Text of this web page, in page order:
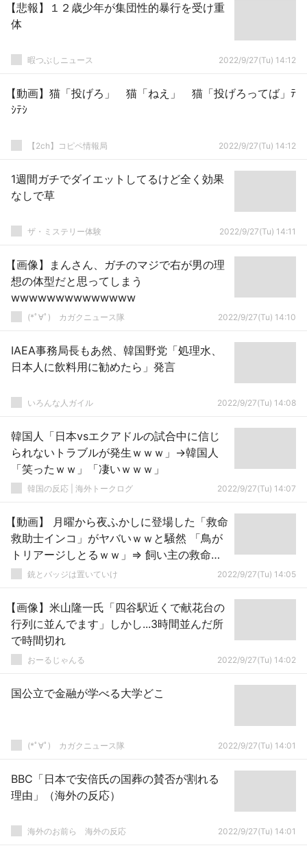
【悲報】１２歳少年が集団性的暴行を受け重
体
暇つぶしニュース 2022/9/27(Tu) 14:12
【動画】猫「投げろ」 猫「ねえ」 猫「投げろってば」ﾃ
ｼﾃｼ
【2ch】コピペ情報局 2022/9/27(Tu) 14:12
1週間ガチでダイエットしてるけど全く効果
なしで草
ザ・ミステリー体験 2022/9/27(Tu) 14:11
【画像】まんさん、ガチのマジで右が男の理
想の体型だと思ってしまう
wwwwwwwwwwwwww
(*ﾟ∀ﾟ)ゞカガクニュース隊 2022/9/27(Tu) 14:10
IAEA事務局長もあ然、韓国野党「処理水、
日本人に飲料用に勧めたら」発言
いろんな人ガイル 2022/9/27(Tu) 14:08
韓国人「日本vsエクアドルの試合中に信じ
られないトラブルが発生ｗｗｗ」→韓国人
「笑ったｗｗ」「凄いｗｗｗ」
韓国の反応 | 海外トークログ 2022/9/27(Tu) 14:07
【動画】 月曜から夜ふかしに登場した「救命
救助士インコ」がヤバいｗｗと騒然 「鳥が
トリアージしとるｗｗ」⇒ 飼い主の救命に
失敗銃とバッジは置いていけ 2022/9/27(Tu) 14:05
【画像】米山隆一氏「四谷駅近くで献花台の
行列に並んでます」しかし...3時間並んだ所
で時間切れ
おーるじゃんる 2022/9/27(Tu) 14:02
国公立で金融が学べる大学どこ
(*ﾟ∀ﾟ)ゞカガクニュース隊 2022/9/27(Tu) 14:01
BBC「日本で安倍氏の国葬の賛否が割れる
理由」（海外の反応）
海外のお前ら 海外の反応 2022/9/27(Tu) 14:01